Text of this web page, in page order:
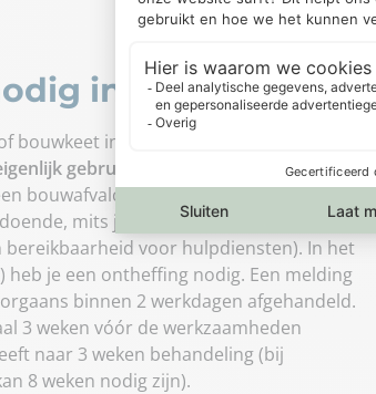
in Arnhem?
bouwkeet in de openbare ruimte plaatsen?
gebruik openbare grond (OGOG).
bouwafvalcontainer of steiger op verhard
mits je aan de voorwaarden voldoet
voor hulpdiensten). In het
heb je een ontheffing nodig. Een melding
binnen 2 werkdagen afgehandeld.
3 weken vóór de werkzaamheden
naar 3 weken behandeling (bij
8 weken nodig zijn).